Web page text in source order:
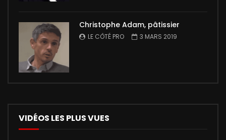
Christophe Adam, pâtissier
LE CÔTÉ PRO 3 MARS 2019
VIDÉOS LES PLUS VUES